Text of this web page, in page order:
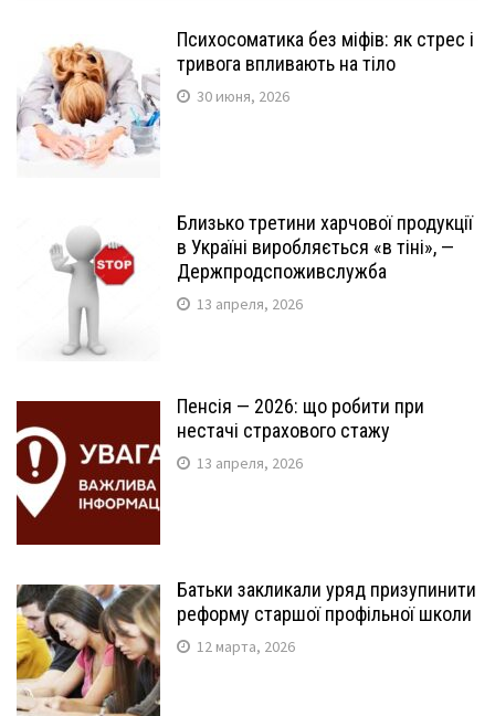
Психосоматика без міфів: як стрес і
тривога впливають на тіло
30 июня, 2026
Близько третини харчової продукції
в Україні виробляється «в тіні», —
Держпродспоживслужба
13 апреля, 2026
Пенсія — 2026: що робити при
нестачі страхового стажу
13 апреля, 2026
Батьки закликали уряд призупинити
реформу старшої профільної школи
12 марта, 2026